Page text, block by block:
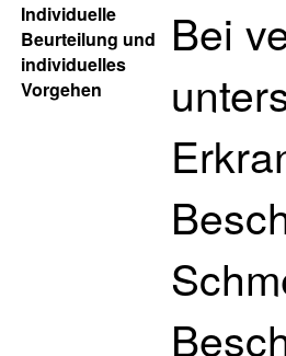
Individuelle
Beurteilung und
individuelles
Vorgehen
Bei